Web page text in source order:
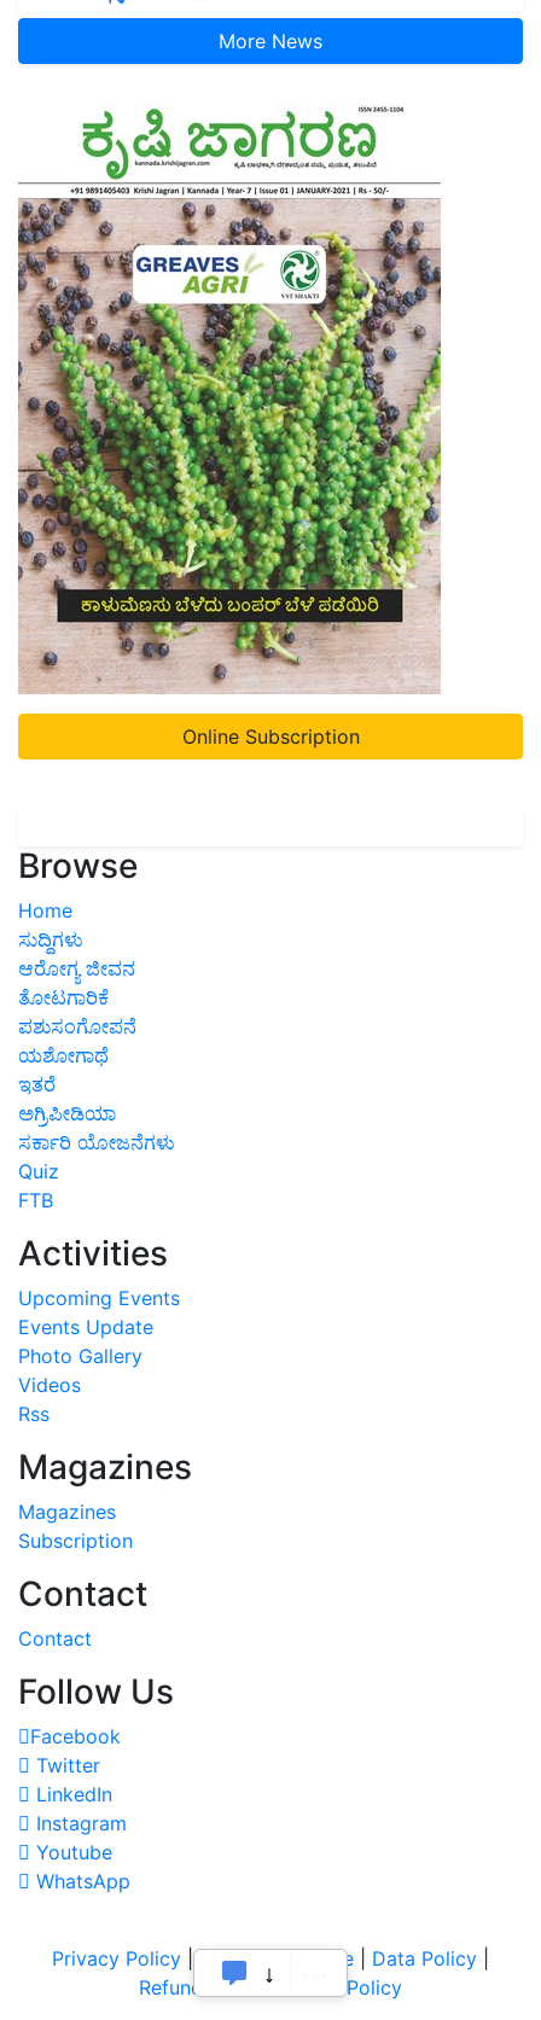
More News
Online Subscription
Browse
Home
ಸುದ್ದಿಗಳು
ಆರೋಗ್ಯ ಜೀವನ
ತೋಟಗಾರಿಕೆ
ಪಶುಸಂಗೋಪನೆ
ಯಶೋಗಾಥೆ
ಇತರೆ
ಅಗ್ರಿಪೀಡಿಯಾ
ಸರ್ಕಾರಿ ಯೋಜನೆಗಳು
Quiz
FTB
Activities
Upcoming Events
Events Update
Photo Gallery
Videos
Rss
Magazines
Magazines
Subscription
Contact
Contact
Follow Us
Facebook
Twitter
LinkedIn
Instagram
Youtube
WhatsApp
Privacy Policy |Terms of Service Data Policy
Refund & Cancellation Policy